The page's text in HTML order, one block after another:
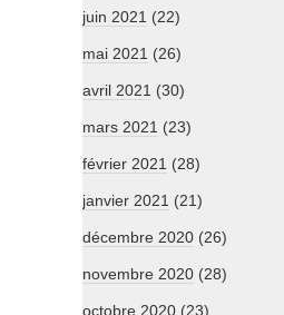
juin 2021 (22)
mai 2021 (26)
avril 2021 (30)
mars 2021 (23)
février 2021 (28)
janvier 2021 (21)
décembre 2020 (26)
novembre 2020 (28)
octobre 2020 (23)